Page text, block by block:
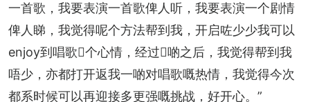
一首歌，我要表演一首歌俾人听，我要表演一个剧情
俾人睇，我觉得呢个方法帮到我，开启咗少少我可以
enjoy到唱歌𠮶个心情，经过𠮶啲之后，我觉得帮到我
唔少，亦都打开返我一啲对唱歌嘅热情，我觉得今次
都系时候可以再迎接多更强嘅挑战，好开心。”